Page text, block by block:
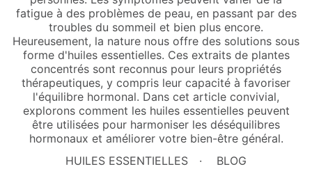
fatigue à des problèmes de peau, en passant par des
troubles du sommeil et bien plus encore.
Heureusement, la nature nous offre des solutions sous
forme d'huiles essentielles. Ces extraits de plantes
concentrés sont reconnus pour leurs propriétés
thérapeutiques, y compris leur capacité à favoriser
l'équilibre hormonal. Dans cet article convivial,
explorons comment les huiles essentielles peuvent
être utilisées pour harmoniser les déséquilibres
hormonaux et améliorer votre bien-être général.
HUILES ESSENTIELLES
BLOG